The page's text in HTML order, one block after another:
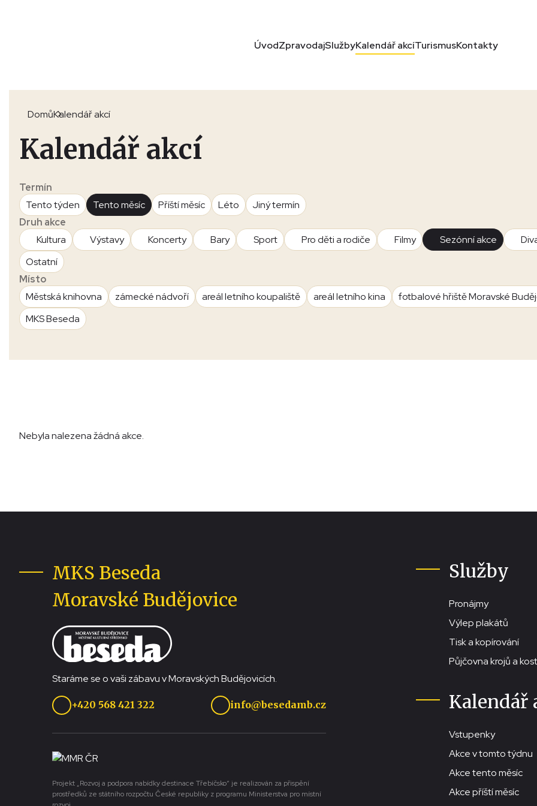
ÚvodZpravodajSlužbyKalendář akcíTurismusKontakty
DomůKalendář akcí
Kalendář akcí
Termín
Tento týden
Tento měsíc Příští měsíc Léto
Jiný termín
Druh akce
Kultura
Výstavy Koncerty Bary Sport Pro děti a rodiče Filmy Sezónní akce
Ostatní
Místo
Městská knihovna
zámecké nádvoří areál letního koupaliště areál letního kina
fotbalové hřiště Moravské
MKS Beseda
Nebyla nalezena žádná akce.
MKS Beseda
Moravské Budějovice
Staráme se o vaši zábavu v Moravských Budějovicích.
+420 568 421 322 info@besedamb.cz
Projekt „Rozvoj a podpora nabídky destinace Třebíčsko“ je realizován za přispění
prostředků ze státního rozpočtu České republiky z programu Ministerstva pro místní
Služby
Pronájmy
Výlep plakátů
Tisk a kopírování
Půjčovna krojů a
Kalendář
Vstupenky
Akce v tomto týdnu
Akce tento měsíc
Akce příští měsíc